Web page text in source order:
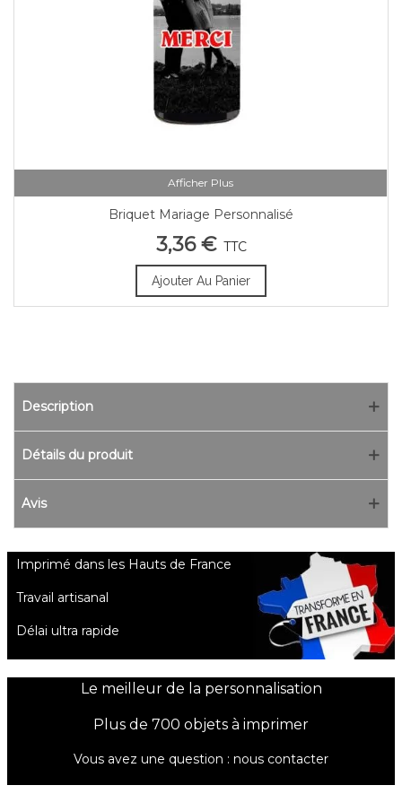
Afficher Plus
Briquet Mariage Personnalisé
3,36 € TTC
Ajouter Au Panier
Description
Détails du produit
Avis
Imprimé dans les Hauts de France
Travail artisanal
Délai ultra rapide
Le meilleur de la personnalisation
Plus de 700 objets à imprimer
Vous avez une question : nous contacter